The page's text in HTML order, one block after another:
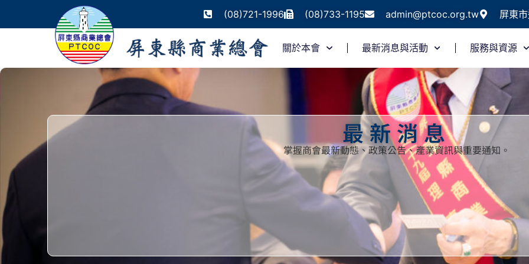
(08)721-1996 (08)733-1195 admin@ptcoc.org.tw 屏東
關於本會 最新消息與活動 服務與資源
最新消息
掌握商會最新動態、政策公告、產業資訊與重要通知。